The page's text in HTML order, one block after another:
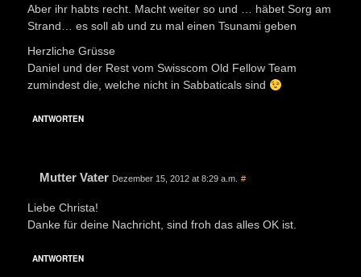
Aber ihr habts recht. Macht weiter so und … häbet Sorg am
Strand… es soll ab und zu mal einen Tsunami geben
Herzliche Grüsse
Daniel und der Rest vom Swisscom Old Fellow Team
zumindest die, welche nicht in Sabbaticals sind
ANTWORTEN
Mutter Vater Dezember 15, 2012 at 8:29 a.m. #
Liebe Christa!
Danke für deine Nachricht, sind froh das alles OK ist.
ANTWORTEN